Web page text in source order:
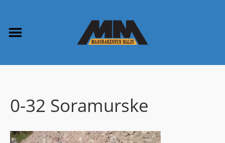
0-32 Soramurske